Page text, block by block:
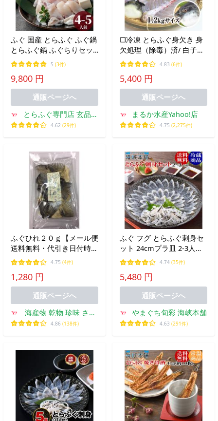
ふぐ 国産 とらふぐ ふぐ鍋
とらふぐ鍋 ふぐちりセッ
ト ふぐ鍋セット ふぐセッ
ト 4人前 5人前 てっちり
2026 海鮮 海鮮鍋 高級 ご
ちそう お祝い 宴会 河豚
5 (3件)
9,800 円
通販ページへ
とらふぐ専門店 玄品ふ
ぐ
4.62 (29件)
□冷凍 とらふぐ身欠き 身
欠処理（除毒）済/ 白子は
入っていません[冷凍フグ]
（サイズ：1.2kg）
4.83 (6件)
5,400 円
通販ページへ
まるか水産Yahoo!店
4.75 (2,275件)
ふぐひれ２０ｇ【メール便
送料無料・代引き日付時間
帯不可】注文確定の後、店
舗側で送料を無料にしま
す。
4.75 (4件)
1,280 円
通販ページへ
海産物 乾物 珍味 さつ
ま海産
4.86 (138件)
ふぐ フグ とらふぐ刺身セ
ット 24cmプラ皿 2-3人前
ふぐ刺し お中元 ギフト
4.74 (35件)
5,480 円
通販ページへ
やまぐち旬彩 海峡本舗
4.63 (291件)